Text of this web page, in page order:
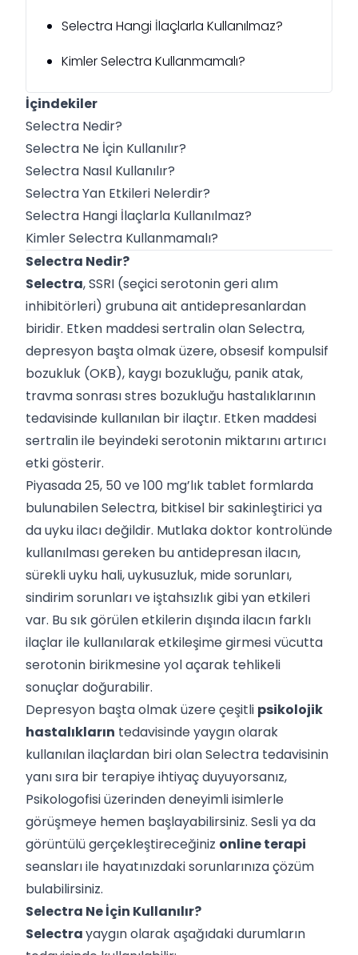
Selectra Hangi İlaçlarla Kullanılmaz?
Kimler Selectra Kullanmamalı?
İçindekiler
Selectra Nedir?
Selectra Ne İçin Kullanılır?
Selectra Nasıl Kullanılır?
Selectra Yan Etkileri Nelerdir?
Selectra Hangi İlaçlarla Kullanılmaz?
Kimler Selectra Kullanmamalı?
Selectra Nedir?
Selectra, SSRI (seçici serotonin geri alım
inhibitörleri) grubuna ait antidepresanlardan
biridir. Etken maddesi sertralin olan Selectra,
depresyon başta olmak üzere, obsesif kompulsif
bozukluk (OKB), kaygı bozukluğu, panik atak,
travma sonrası stres bozukluğu hastalıklarının
tedavisinde kullanılan bir ilaçtır. Etken maddesi
sertralin ile beyindeki serotonin miktarını artırıcı
etki gösterir.
Piyasada 25, 50 ve 100 mg’lık tablet formlarda
bulunabilen Selectra, bitkisel bir sakinleştirici ya
da uyku ilacı değildir. Mutlaka doktor kontrolünde
kullanılması gereken bu antidepresan ilacın,
sürekli uyku hali, uykusuzluk, mide sorunları,
sindirim sorunları ve iştahsızlık gibi yan etkileri
var. Bu sık görülen etkilerin dışında ilacın farklı
ilaçlar ile kullanılarak etkileşime girmesi vücutta
serotonin birikmesine yol açarak tehlikeli
sonuçlar doğurabilir.
Depresyon başta olmak üzere çeşitli psikolojik
hastalıkların tedavisinde yaygın olarak
kullanılan ilaçlardan biri olan Selectra tedavisinin
yanı sıra bir terapiye ihtiyaç duyuyorsanız,
Psikologofisi üzerinden deneyimli isimlerle
görüşmeye hemen başlayabilirsiniz. Sesli ya da
görüntülü gerçekleştireceğiniz online terapi
seansları ile hayatınızdaki sorunlarınıza çözüm
bulabilirsiniz.
Selectra Ne İçin Kullanılır?
Selectrayaygın olarak aşağıdaki durumların